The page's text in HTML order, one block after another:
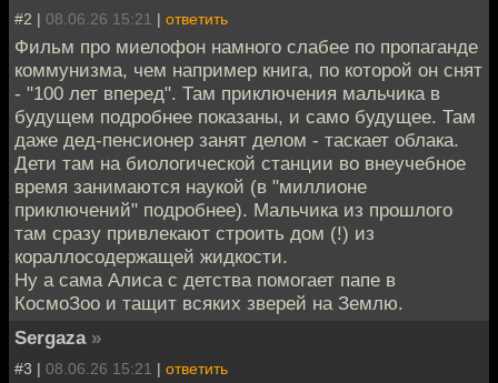
#2 | 08.06.26 15:21 | ответить
Фильм про миелофон намного слабее по пропаганде
коммунизма, чем например книга, по которой он снят
- "100 лет вперед". Там приключения мальчика в
будущем подробнее показаны, и само будущее. Там
даже дед-пенсионер занят делом - таскает облака.
Дети там на биологической станции во внеучебное
время занимаются наукой (в "миллионе
приключений" подробнее). Мальчика из прошлого
там сразу привлекают строить дом (!) из
кораллосодержащей жидкости.
Ну а сама Алиса с детства помогает папе в
КосмоЗоо и тащит всяких зверей на Землю.
Sergaza »
#3 | 08.06.26 15:21 | ответить